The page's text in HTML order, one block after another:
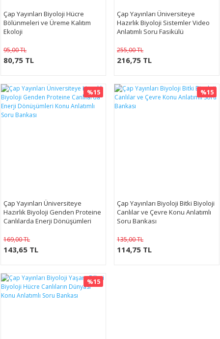
Çap Yayınları Biyoloji Hücre
Bölünmeleri ve Üreme Kalıtım
Ekoloji
95,00 TL
80,75 TL
Çap Yayınları Üniversiteye
Hazırlık Biyoloji Sistemler Video
Anlatımlı Soru Fasikülü
255,00 TL
216,75 TL
%15
Çap Yayınları Üniversiteye
Hazırlık Biyoloji Genden Proteine
Canlılarda Enerji Dönüşümleri
169,00 TL
143,65 TL
%15
Çap Yayınları Biyoloji Bitki Biyoloji
Canlılar ve Çevre Konu Anlatımlı
Soru Bankası
135,00 TL
114,75 TL
%15